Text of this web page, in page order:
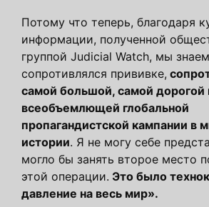
Потому что теперь, благодаря
информации, полученной
группой Judicial Watch, мы
сопротивлялся прививке,
самой большой, самой дорогой
всеобъемлющей глобальной
пропагандистской кампании в
истории. Я не могу себе
могло бы занять второе место
этой операции. Это было
давление на весь мир».